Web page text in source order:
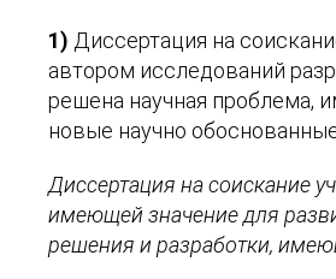
1) Диссертация на
автором исследований
решена научная проблема,
новые научно
Диссертация на соискание
имеющей значение для
решения и разработки,